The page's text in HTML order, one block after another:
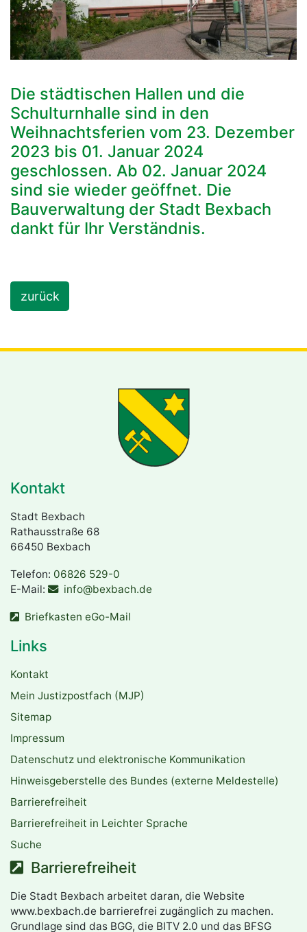
Die städtischen Hallen und die
Schulturnhalle sind in den
Weihnachtsferien vom 23. Dezember
2023 bis 01. Januar 2024
geschlossen. Ab 02. Januar 2024
sind sie wieder geöffnet. Die
Bauverwaltung der Stadt Bexbach
dankt für Ihr Verständnis.
zurück
Kontakt
Stadt Bexbach
Rathausstraße 68
66450 Bexbach
Telefon: 06826 529-0
E-Mail:
info@bexbach.de
Briefkasten eGo-Mail
Links
Kontakt
Mein Justizpostfach (MJP)
Sitemap
Impressum
Datenschutz und elektronische Kommunikation
Hinweisgeberstelle des Bundes (externe Meldestelle)
Barrierefreiheit
Barrierefreiheit in Leichter Sprache
Suche
Barrierefreiheit
Die Stadt Bexbach arbeitet daran, die Website
www.bexbach.de barrierefrei zugänglich zu machen.
Grundlage sind das BGG, die BITV 2.0 und das BFSG